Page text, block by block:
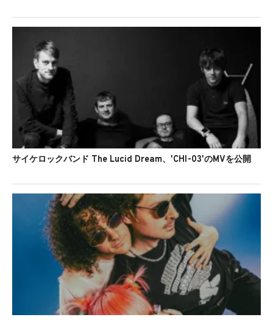
サイケロックバンド The Lucid Dream、'CHI-03'のMVを公開